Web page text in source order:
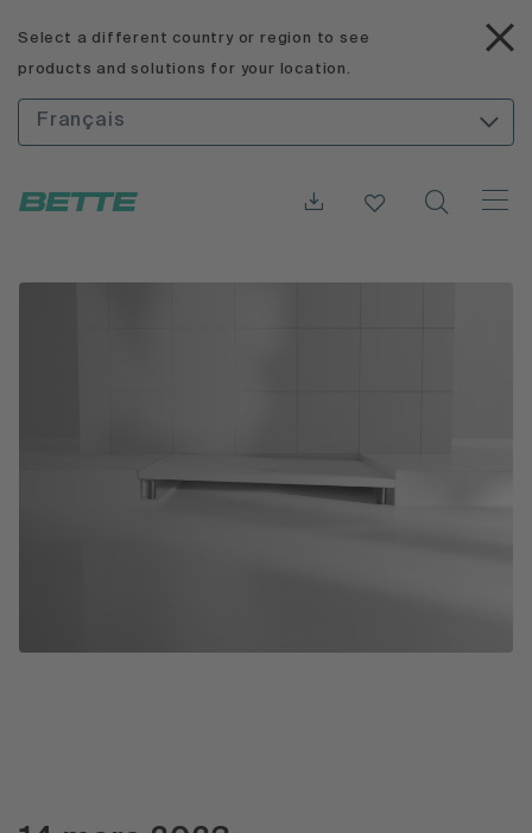
Select a different country or region to see
products and solutions for your location.
Français